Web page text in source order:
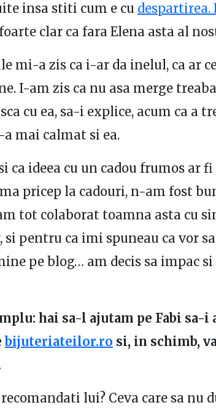
insa stiti cum e cu despartirea.
clar ca fara Elena asta al
mi-a zis ca i-ar da inelul, ca ar
I-am zis ca nu asa merge
cu ea, sa-i explice, acum ca a
mai calmat si ea.
ca ideea cu un cadou frumos ar
pricep la cadouri, n-am fost
tot colaborat toamna asta cu
pentru ca imi spuneau ca vor
pe blog… am decis sa impac si
hai sa-l ajutam pe Fabi sa-i
bijuteriateilor.ro si, in schimb,
lui? Ceva care sa nu